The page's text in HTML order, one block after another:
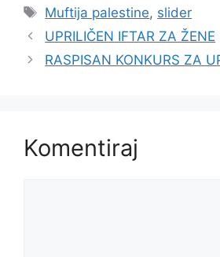
Oznake
Muftija palestine, slider
UPRILIČEN IFTAR ZA ŽENE
RASPISAN KONKURS ZA
Komentiraj